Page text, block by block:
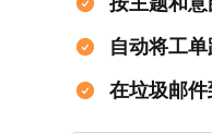
自动将工
在垃圾邮